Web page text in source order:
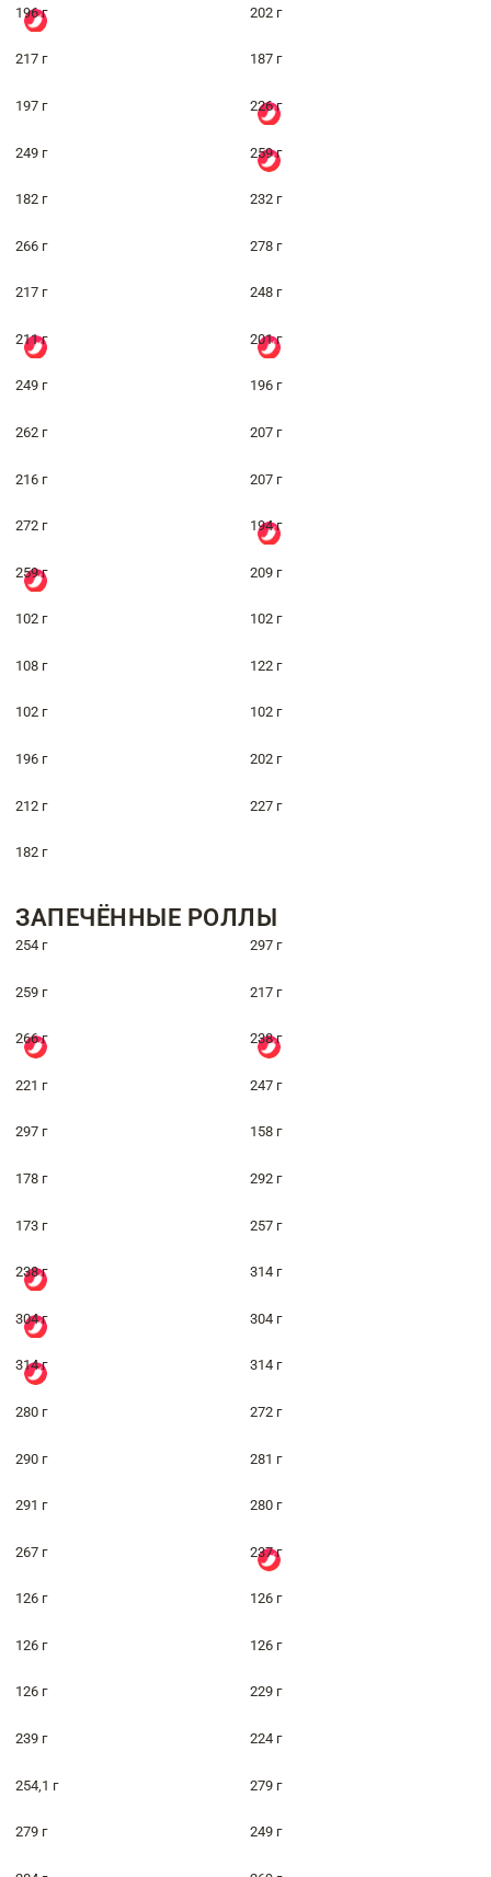
196 г 202 г
217 г 187 г
197 г 226 г
249 г 259 г
182 г 232 г
266 г 278 г
217 г 248 г
211 г 201 г
249 г 196 г
262 г 207 г
216 г 207 г
272 г 194 г
259 г 209 г
102 г 102 г
108 г 122 г
102 г 102 г
196 г 202 г
212 г 227 г
182 г
ЗАПЕЧЁННЫЕ РОЛЛЫ
254 г 297 г
259 г 217 г
266 г 238 г
221 г 247 г
297 г 158 г
178 г 292 г
173 г 257 г
238 г 314 г
304 г 304 г
314 г 314 г
280 г 272 г
290 г 281 г
291 г 280 г
267 г 237 г
126 г 126 г
126 г 126 г
126 г 229 г
239 г 224 г
254,1 г 279 г
279 г 249 г